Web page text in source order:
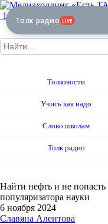
12+
Толковости
Учись как надо
Слово школам
Толк радио
Найти нефть и не
популяризатора науки
6 ноября 2024
Славяна Алентова
Толк радио LIVE